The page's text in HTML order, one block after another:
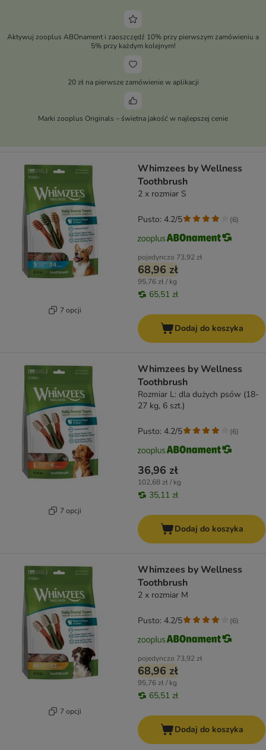
Aktywuj zooplus ABOnament i zaoszczędź 10% przy pierwszym zamówieniu a
5% przy każdym kolejnym!
20 zł na pierwsze zamówienie w aplikacji
Marki zooplus Originals – świetna jakość w najlepszej cenie
7 opcji
Whimzees by Wellness
Toothbrush
2 x rozmiar S
pojedynczo 73,92 zł
68,96 zł
95,76 zł / kg
65,51 zł
Pusto: 4.2/5 (6)
Dodaj do koszyka
7 opcji
Whimzees by Wellness
Toothbrush
Rozmiar L: dla dużych psów (18-
27 kg, 6 szt.)
36,96 zł
102,68 zł / kg
35,11 zł
Pusto: 4.2/5 (6)
Dodaj do koszyka
7 opcji
Whimzees by Wellness
Toothbrush
2 x rozmiar M
pojedynczo 73,92 zł
68,96 zł
95,76 zł / kg
65,51 zł
Pusto: 4.2/5 (6)
Dodaj do koszyka